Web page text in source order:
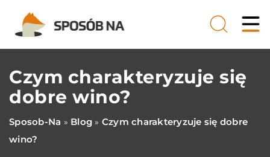
Czym charakteryzuje się
dobre wino?
Sposob-Na » Blog » Czym charakteryzuje się dobre
wino?